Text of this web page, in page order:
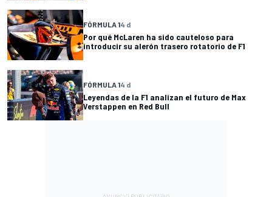
FÓRMULA 14 d
Por qué McLaren ha sido cauteloso para
introducir su alerón trasero rotatorio de F1
FÓRMULA 14 d
Leyendas de la F1 analizan el futuro de Max
Verstappen en Red Bull